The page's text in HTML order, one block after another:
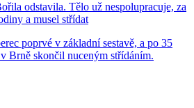
odstavila. Tělo už nespolupracuje, za
a musel střídat
poprvé v základní sestavě, a po 35
Brně skončil nuceným střídáním.